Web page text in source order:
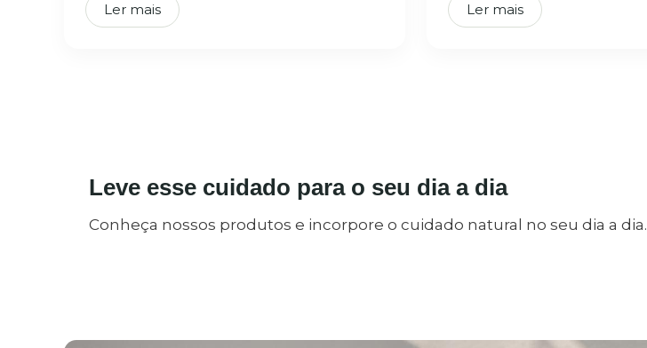
Ler mais Ler mais
Leve esse cuidado para o seu dia a dia
Conheça nossos produtos e incorpore o cuidado natural no seu dia a dia.